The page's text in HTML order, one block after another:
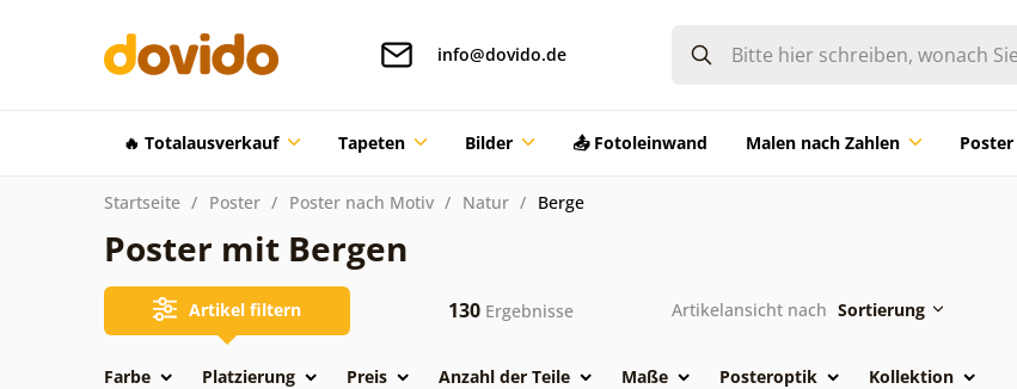
info@dovido.de
🔥 Totalausverkauf Tapeten Bilder 📤 Fotoleinwand Malen nach Zahlen Poster
Startseite Poster Poster nach Motiv Natur Berge
Poster mit Bergen
Artikel filtern 130Ergebnisse Artikelansicht nach Sortierung
Farbe Platzierung Preis Anzahl der Teile Maße Posteroptik Kollektion